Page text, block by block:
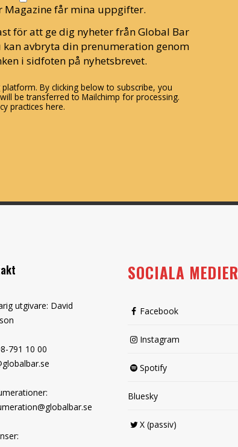
Magazine får mina uppgifter.
för att ge dig nyheter från Global Bar
kan avbryta din prenumeration genom
i sidfoten på nyhetsbrevet.
By clicking below to subscribe, you
be transferred to Mailchimp for processing.
practices here.
utgivare: David
791 10 00
SOCIALA MEDIER
Facebook
Instagram
Spotify
Bluesky
X (passiv)